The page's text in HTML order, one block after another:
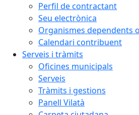
Perfil de contractant
Seu electrònica
Organismes dependents
Calendari contribuent
Serveis i tràmits
Oficines municipals
Serveis
Tràmits i gestions
Panell Vilatà